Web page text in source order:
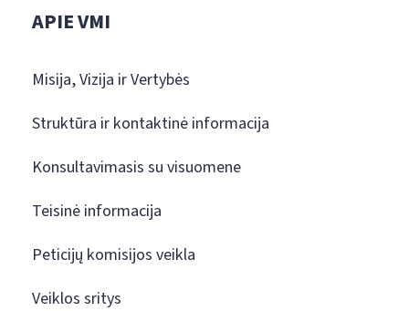
APIE VMI
Misija, Vizija ir Vertybės
Struktūra ir kontaktinė informacija
Konsultavimasis su visuomene
Teisinė informacija
Peticijų komisijos veikla
Veiklos sritys